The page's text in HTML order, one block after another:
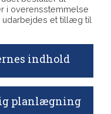
i overensstemmelse
udarbejdes et tillæg til
indhold
planlægning